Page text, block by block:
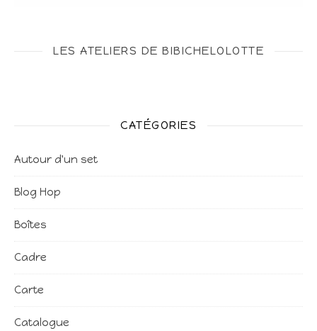
LES ATELIERS DE BIBICHELOLOTTE
CATÉGORIES
Autour d'un set
Blog Hop
Boîtes
Cadre
Carte
Catalogue